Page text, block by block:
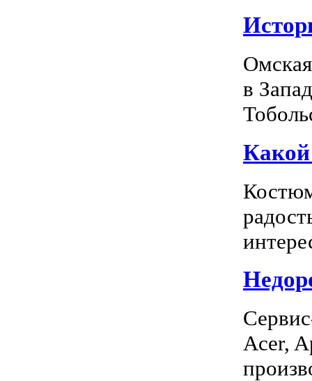
в
Acer,